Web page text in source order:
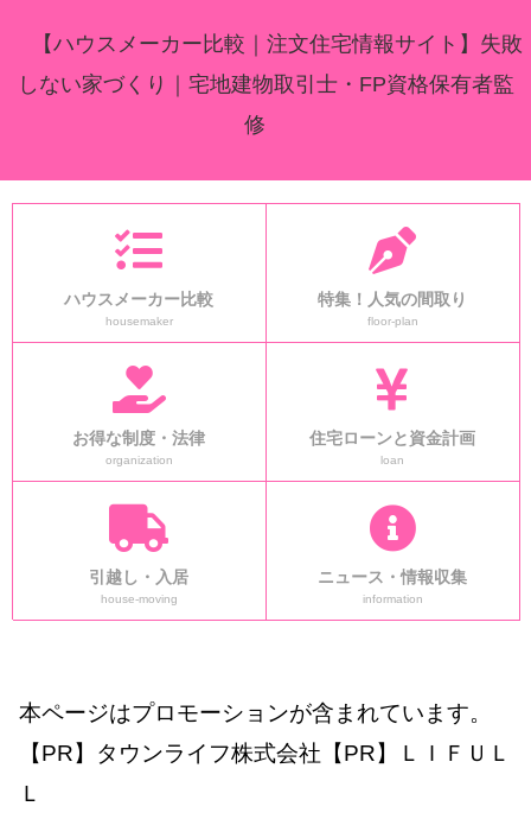
【ハウスメーカー比較｜注文住宅情報サイト】失敗
しない家づくり｜宅地建物取引士・FP資格保有者監
修
ハウスメーカー比較
housemaker
特集！人気の間取り
floor-plan
お得な制度・法律
organization
住宅ローンと資金計画
loan
引越し・入居
house-moving
ニュース・情報収集
information
本ページはプロモーションが含まれています。
【PR】タウンライフ株式会社【PR】ＬＩＦＵＬ
Ｌ